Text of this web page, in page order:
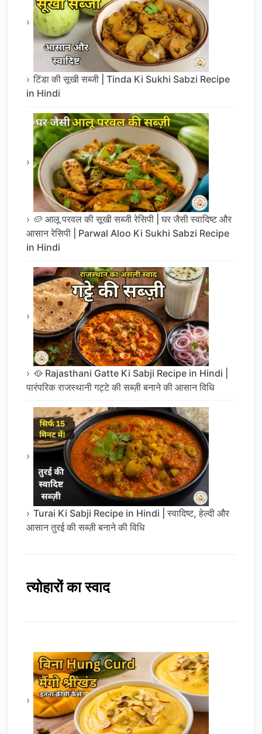
टिंडा की सूखी सब्जी | Tinda Ki Sukhi Sabzi Recipe
in Hindi
🥔 आलू परवल की सूखी सब्जी रेसिपी | घर जैसी स्वादिष्ट और
आसान रेसिपी | Parwal Aloo Ki Sukhi Sabzi Recipe
in Hindi
🥘 Rajasthani Gatte Ki Sabji Recipe in Hindi |
पारंपरिक राजस्थानी गट्टे की सब्ज़ी बनाने की आसान विधि
Turai Ki Sabji Recipe in Hindi | स्वादिष्ट, हेल्दी और
आसान तुरई की सब्ज़ी बनाने की विधि
त्योहारों का स्वाद